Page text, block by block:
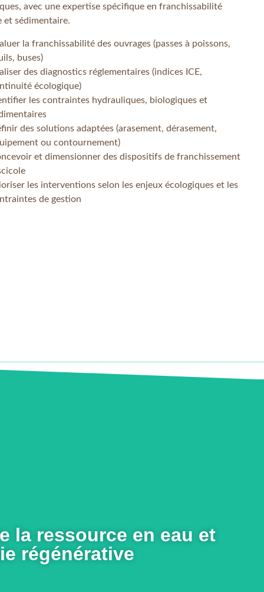
avec une expertise spécifique en franchissabilité
et sédimentaire.
la franchissabilité des ouvrages (passes à poissons,
buses)
des diagnostics réglementaires (indices ICE,
écologique)
les contraintes hydrauliques, biologiques et
des solutions adaptées (arasement, dérasement,
ou contournement)
et dimensionner des dispositifs de franchissement
les interventions selon les enjeux écologiques et les
de gestion
la ressource en eau et
régénérative
plus
Exemples